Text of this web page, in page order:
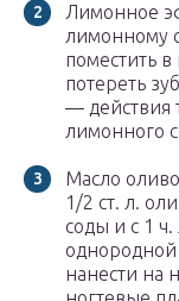
Лимонное
лимонному
поместить
потереть
— действия
лимонного
Масло
1/2 ст. л.
соды и с 1
нанести на